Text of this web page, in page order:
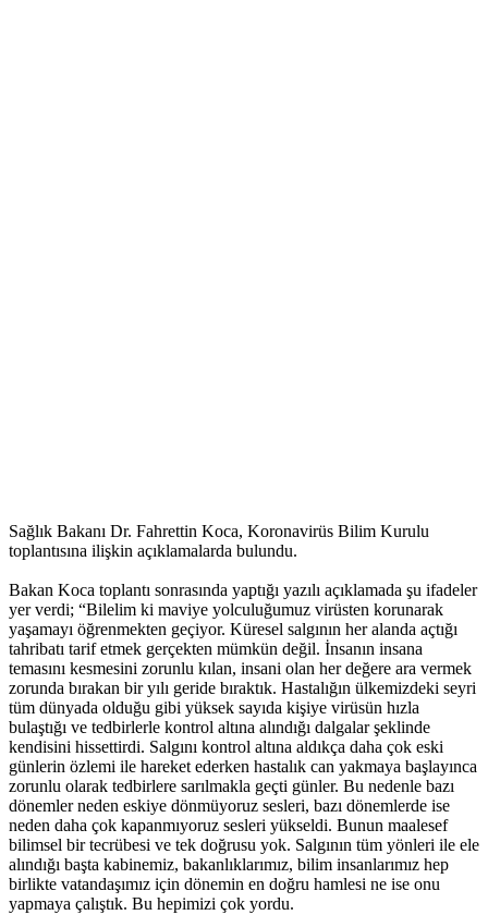
Sağlık Bakanı Dr. Fahrettin Koca, Koronavirüs Bilim Kurulu
toplantısına ilişkin açıklamalarda bulundu.
Bakan Koca toplantı sonrasında yaptığı yazılı açıklamada şu ifadeler
yer verdi; “Bilelim ki maviye yolculuğumuz virüsten korunarak
yaşamayı öğrenmekten geçiyor. Küresel salgının her alanda açtığı
tahribatı tarif etmek gerçekten mümkün değil. İnsanın insana
temasını kesmesini zorunlu kılan, insani olan her değere ara vermek
zorunda bırakan bir yılı geride bıraktık. Hastalığın ülkemizdeki seyri
tüm dünyada olduğu gibi yüksek sayıda kişiye virüsün hızla
bulaştığı ve tedbirlerle kontrol altına alındığı dalgalar şeklinde
kendisini hissettirdi. Salgını kontrol altına aldıkça daha çok eski
günlerin özlemi ile hareket ederken hastalık can yakmaya başlayınca
zorunlu olarak tedbirlere sarılmakla geçti günler. Bu nedenle bazı
dönemler neden eskiye dönmüyoruz sesleri, bazı dönemlerde ise
neden daha çok kapanmıyoruz sesleri yükseldi. Bunun maalesef
bilimsel bir tecrübesi ve tek doğrusu yok. Salgının tüm yönleri ile ele
alındığı başta kabinemiz, bakanlıklarımız, bilim insanlarımız hep
birlikte vatandaşımız için dönemin en doğru hamlesi ne ise onu
yapmaya çalıştık. Bu hepimizi çok yordu.